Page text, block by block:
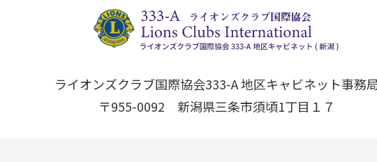
ライオンズクラブ国際協会333-A 地区キャビネット事務
〒955-0092 新潟県三条市須頃1丁目１７